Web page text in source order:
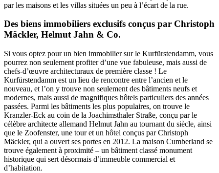
par les maisons et les villas situées un peu à l’écart de la rue.
Des biens immobiliers exclusifs conçus par Christoph
Mäckler, Helmut Jahn & Co.
Si vous optez pour un bien immobilier sur le Kurfürstendamm, vous
pourrez non seulement profiter d’une vue fabuleuse, mais aussi de
chefs-d’œuvre architecturaux de première classe ! Le
Kurfürstendamm est un lieu de rencontre entre l’ancien et le
nouveau, et l’on y trouve non seulement des bâtiments neufs et
modernes, mais aussi de magnifiques hôtels particuliers des années
passées. Parmi les bâtiments les plus populaires, on trouve le
Kranzler-Eck au coin de la Joachimsthaler Straße, conçu par le
célèbre architecte allemand Helmut Jahn au tournant du siècle, ainsi
que le Zoofenster, une tour et un hôtel conçus par Christoph
Mäckler, qui a ouvert ses portes en 2012. La maison Cumberland se
trouve également à proximité – un bâtiment classé monument
historique qui sert désormais d’immeuble commercial et
d’habitation.